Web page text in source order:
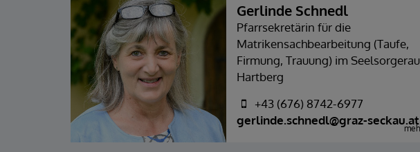
Gerlinde Schnedl
Pfarrsekretärin für die
Matrikensachbearbeitung (Taufe,
Firmung, Trauung) im
Hartberg
+43 (676) 8742-6977
gerlinde.schnedl@graz-seckau.at